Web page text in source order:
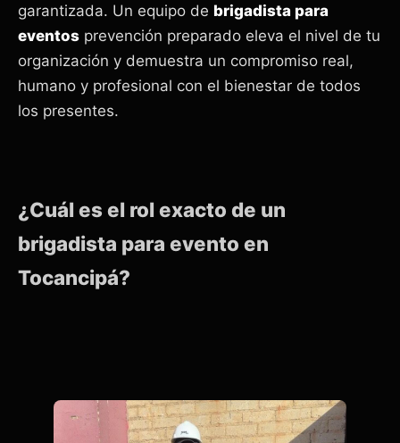
garantizada. Un equipo de brigadista para
eventos prevención preparado eleva el nivel de tu
organización y demuestra un compromiso real,
humano y profesional con el bienestar de todos
los presentes.
¿Cuál es el rol exacto de un
brigadista para evento en
Tocancipá?